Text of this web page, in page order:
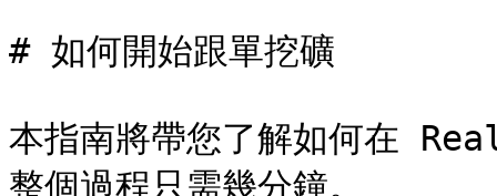
# 如何開始跟單挖礦
本指南將帶您了解如何在
整個過程只需幾分鐘。